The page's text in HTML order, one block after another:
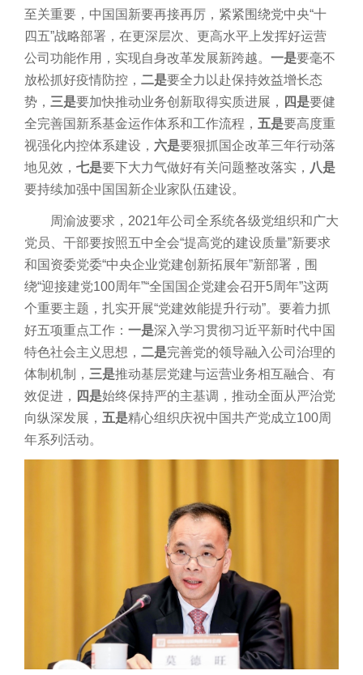
至关重要，中国国新要再接再厉，紧紧围绕党中央“十
四五”战略部署，在更深层次、更高水平上发挥好运营
公司功能作用，实现自身改革发展新跨越。 一是要毫不
放松抓好疫情防控， 二是要全力以赴保持效益增长态
势， 三是要加快推动业务创新取得实质进展， 四是要健
全完善国新系基金运作体系和工作流程， 五是要高度重
视强化内控体系建设， 六是要狠抓国企改革三年行动落
地见效， 七是要下大力气做好有关问题整改落实， 八是
要持续加强中国国新企业家队伍建设。
周渝波要求，2021年公司全系统各级党组织和广大
党员、干部要按照五中全会“提高党的建设质量”新要求
和国资委党委“中央企业党建创新拓展年”新部署，围
绕“迎接建党100周年”“全国国企党建会召开5周年”这两
个重要主题，扎实开展“党建效能提升行动”。要着力抓
好五项重点工作： 一是深入学习贯彻习近平新时代中国
特色社会主义思想， 二是完善党的领导融入公司治理的
体制机制， 三是推动基层党建与运营业务相互融合、有
效促进， 四是始终保持严的主基调，推动全面从严治党
向纵深发展， 五是精心组织庆祝中国共产党成立100周
年系列活动。